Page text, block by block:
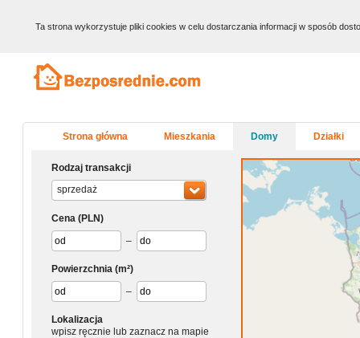
Ta strona wykorzystuje pliki cookies w celu dostarczania informacji w sposób
Strona główna Mieszkania Domy Działki
Rodzaj transakcji
sprzedaż
Cena (PLN)
–
Powierzchnia (m²)
–
Lokalizacja
wpisz ręcznie lub zaznacz na mapie